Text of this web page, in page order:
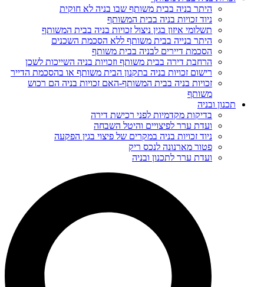
היתר בניה בבית משותף שבו בניה לא חוקית
ניוד זכויות בניה בבית המשותף
תשלומי איזון בגין ניצול זכויות בניה בבית המשותף
היתר בנייה בבית משותף ללא הסכמת השכנים
הסכמת דיירים לבניה בבית משותף
הרחבת דירה בבית משותף וזכויות בניה השייכות לשכן
רישום זכויות בניה בתקנון הבית משותף או בהסכמת הדייר
זכויות בניה בבית המשותף-האם זכויות בניה הם רכוש
משותף
תכנון ובניה
בדיקות מקדמיות לפני רכישת דירה
ועדת ערר לפיצויים והיטל השבחה
ניוד זכויות בניה במקרים של פיצוי בגין הפקעה
פטור מארנונה לנכס ריק
ועדת ערר לתכנון ובניה